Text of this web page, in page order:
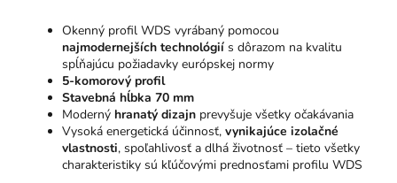
Okenný profil WDS vyrábaný pomocou
najmodernejších technológií s dôrazom na kvalitu
spĺňajúcu požiadavky európskej normy
5-komorový profil
Stavebná hĺbka 70 mm
Moderný hranatý dizajn prevyšuje všetky očakávania
Vysoká energetická účinnosť, vynikajúce izolačné
vlastnosti, spoľahlivosť a dlhá životnosť – tieto všetky
charakteristiky sú kľúčovými prednosťami profilu WDS